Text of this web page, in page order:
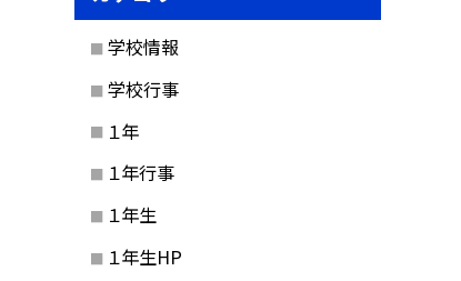
学校情報
学校行事
１年
１年行事
１年生
１年生HP